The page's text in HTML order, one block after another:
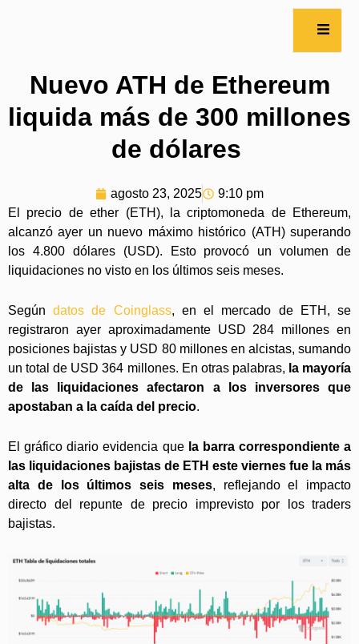
Nuevo ATH de Ethereum
liquida más de 300 millones
de dólares
agosto 23, 2025
9:10 pm
El precio de ether (ETH), la criptomoneda de Ethereum,
alcanzó ayer un nuevo máximo histórico (ATH) superando
los 4.800 dólares (USD). Esto provocó un volumen de
liquidaciones no visto en los últimos seis meses.
Segúndatos de Coinglass, en el mercado de ETH, se
registraron ayer aproximadamente USD 284 millones en
posiciones bajistas y USD 80 millones en alcistas, sumando
un total de USD 364 millones. En otras palabras, la mayoría
de las liquidaciones afectaron a los inversores que
apostaban a la caída del precio.
El gráfico diario evidencia que la barra correspondiente a
las liquidaciones bajistas de ETH este viernes fue la más
alta de los últimos seis meses, reflejando el impacto
directo del repunte de precio imprevisto por los traders
bajistas.